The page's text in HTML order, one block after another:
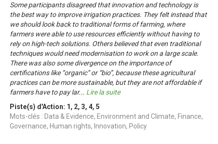
Some participants disagreed that innovation and technology is
the best way to improve irrigation practices. They felt instead that
we should look back to traditional forms of farming, where
farmers were able to use resources efficiently without having to
rely on high-tech solutions. Others believed that even traditional
techniques would need modernisation to work on a large scale.
There was also some divergence on the importance of
certifications like “organic” or “bio”, because these agricultural
practices can be more sustainable, but they are not affordable if
farmers have to pay lar... Lire la suite
Piste(s) d'Action: 1 , 2, 3, 4, 5
Mots-clés : Data & Evidence, Environment and Climate, Finance,
Governance, Human rights, Innovation, Policy